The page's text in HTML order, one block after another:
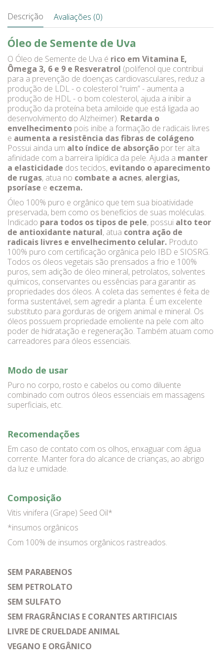
Descrição Avaliações (0)
Óleo de Semente de Uva
O Óleo de Semente de Uva é rico em Vitamina E,
Ômega 3, 6 e 9 e Resveratrol (polifenol que contribui
para a prevenção de doenças cardiovasculares, reduz a
produção de LDL - o colesterol “ruim” - aumenta a
produção de HDL - o bom colesterol, ajuda a inibir a
produção da proteína beta amiloide que está ligada ao
desenvolvimento do Alzheimer). Retarda o
envelhecimento pois inibe a formação de radicais livres
e aumenta a resistência das fibras de colágeno.
Possui ainda um alto índice de absorção por ter alta
afinidade com a barreira lipídica da pele. Ajuda a manter
a elasticidade dos tecidos, evitando o aparecimento
de rugas, atua no combate a acnes, alergias,
psoríase e eczema.
Óleo 100% puro e orgânico que tem sua bioatividade
preservada, bem como os benefícios de suas moléculas.
Indicado para todos os tipos de pele, possui alto teor
de antioxidante natural, atua contra ação de
radicais livres e envelhecimento celular. Produto
100% puro com certificação orgânica pelo IBD e SIOSRG.
Todos os óleos vegetais são prensados a frio e 100%
puros, sem adição de óleo mineral, petrolatos, solventes
químicos, conservantes ou essências para garantir as
propriedades dos óleos. A coleta das sementes é feita de
forma sustentável, sem agredir a planta. É um excelente
substituto para gorduras de origem animal e mineral. Os
óleos possuem propriedade emoliente na pele com alto
poder de hidratação e regeneração. Também atuam como
carreadores para óleos essenciais.
Modo de usar
Puro no corpo, rosto e cabelos ou como diluente
combinado com outros óleos essenciais em massagens
superficiais, etc.
Recomendações
Em caso de contato com os olhos, enxaguar com água
corrente. Manter fora do alcance de crianças, ao abrigo
da luz e umidade.
Composição
Vitis vinifera (Grape) Seed Oil*
*insumos orgânicos
Com 100% de insumos orgânicos rastreados.
SEM PARABENOS
SEM PETROLATO
SEM SULFATO
SEM FRAGRÂNCIAS E CORANTES ARTIFICIAIS
LIVRE DE CRUELDADE ANIMAL
VEGANO E ORGÂNICO